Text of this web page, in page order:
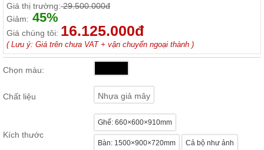
Nội
Phòng
Ăn
ăn,
kệ
Nội
Giá thị trường:29.500.000đ
Giảm: 45%
Giá chúng tôi: 16.125.000đ
( Lưu ý: Giá trên chưa VAT + vận chuyển ngoại thành )
Chọn màu:
Chất liệu Nhựa giả mây
Kích thước
Ghế: 660×600×910mm
Bàn: 1500×900×720mm Cả bộ như ảnh